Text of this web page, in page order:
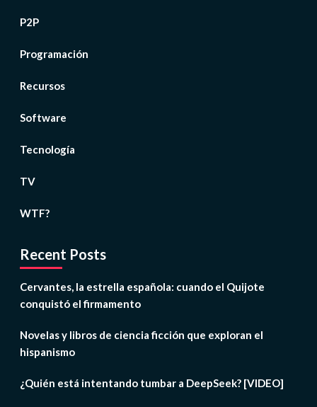
P2P
Programación
Recursos
Software
Tecnología
TV
WTF?
Recent Posts
Cervantes, la estrella española: cuando el Quijote
conquistó el firmamento
Novelas y libros de ciencia ficción que exploran el
hispanismo
¿Quién está intentando tumbar a DeepSeek? [VIDEO]